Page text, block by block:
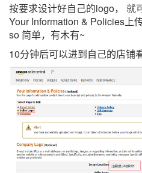
按要求设计好自己的logo， 就
Your Information & Policies上
so 简单，有木有~
10分钟后可以进到自己的店铺